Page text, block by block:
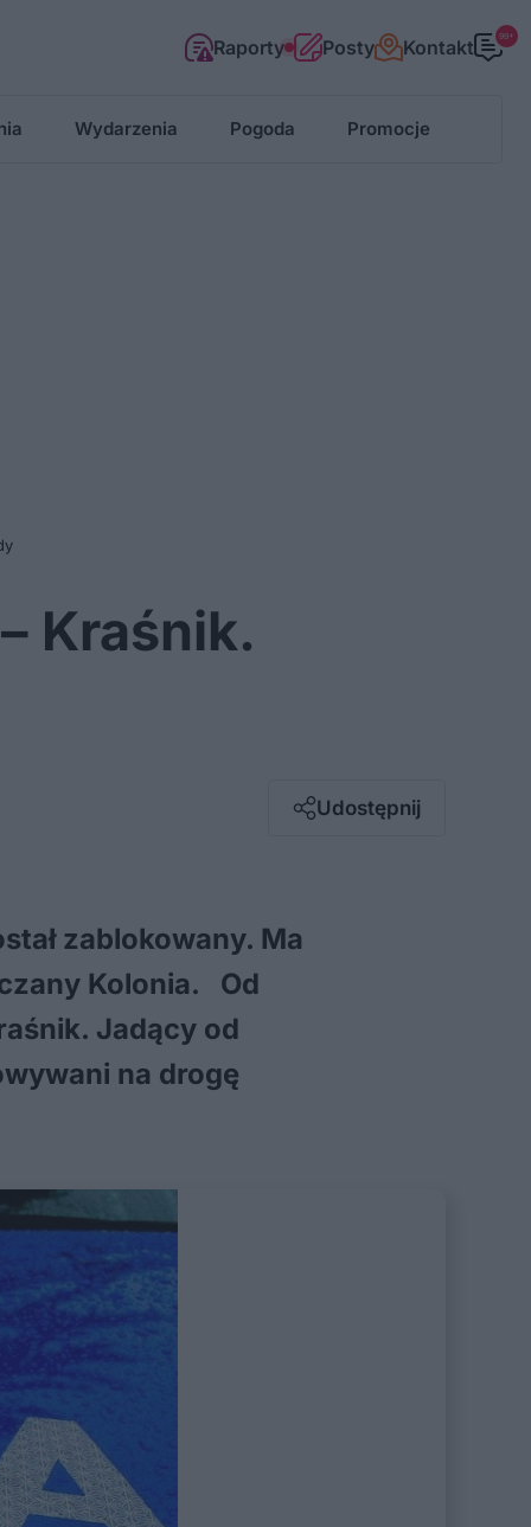
Raporty Posty Kontakt 99+
Wydarzenia Pogoda Promocje
Kraśnik.
Udostępnij
Messenger
zablokowany. Ma
Kolonia. Od
Jadący od
na drogę